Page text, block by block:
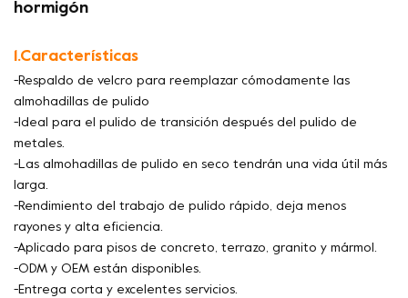
hormigón
1.Características
-Respaldo de velcro para reemplazar cómodamente las
almohadillas de pulido
-Ideal para el pulido de transición después del pulido de
metales.
-Las almohadillas de pulido en seco tendrán una vida útil más
larga.
-Rendimiento del trabajo de pulido rápido, deja menos
rayones y alta eficiencia.
-Aplicado para pisos de concreto, terrazo, granito y mármol.
-ODM y OEM están disponibles.
-Entrega corta y excelentes servicios.